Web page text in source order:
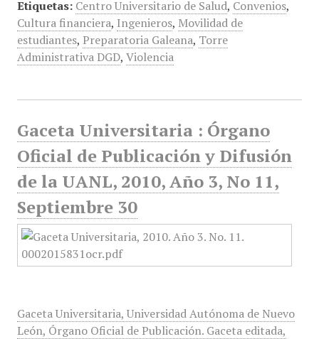
Etiquetas: Centro Universitario de Salud, Convenios,
Cultura financiera, Ingenieros, Movilidad de
estudiantes, Preparatoria Galeana, Torre
Administrativa DGD, Violencia
Gaceta Universitaria : Órgano
Oficial de Publicación y Difusión
de la UANL, 2010, Año 3, No 11,
Septiembre 30
Gaceta Universitaria, Universidad Autónoma de Nuevo
León, Órgano Oficial de Publicación. Gaceta editada,